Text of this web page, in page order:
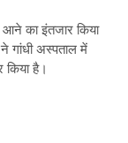
का इंतजार किया
गांधी अस्पताल में
किया है।